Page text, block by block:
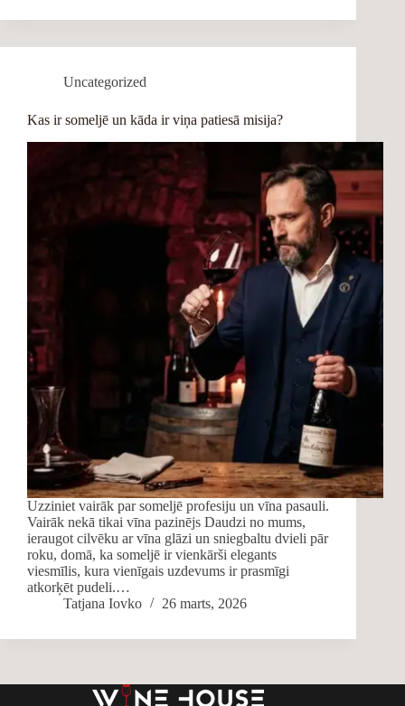
Uncategorized
Kas ir someljē un kāda ir viņa patiesā misija?
Uzziniet vairāk par someljē profesiju un vīna pasauli.
Vairāk nekā tikai vīna pazinējs Daudzi no mums,
ieraugot cilvēku ar vīna glāzi un sniegbaltu dvieli pār
roku, domā, ka someljē ir vienkārši elegants
viesmīlis, kura vienīgais uzdevums ir prasmīgi
atkorķēt pudeli.…
Tatjana Iovko
26 marts, 2026